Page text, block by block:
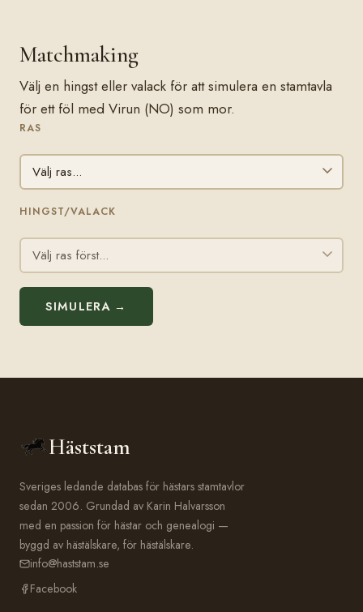
Matchmaking
Välj en hingst eller valack för att simulera en stamtavla
för ett föl med Virun (NO) som mor.
RAS
HINGST/VALACK
SIMULERA →
Häststam
Sveriges ledande databas för hästars stamtavlor
sedan 2006. Grundad av Karin Halvarsson
med en passion för hästar och genealogi —
byggd av hästälskare, för hästälskare.
info@haststam.se
Facebook